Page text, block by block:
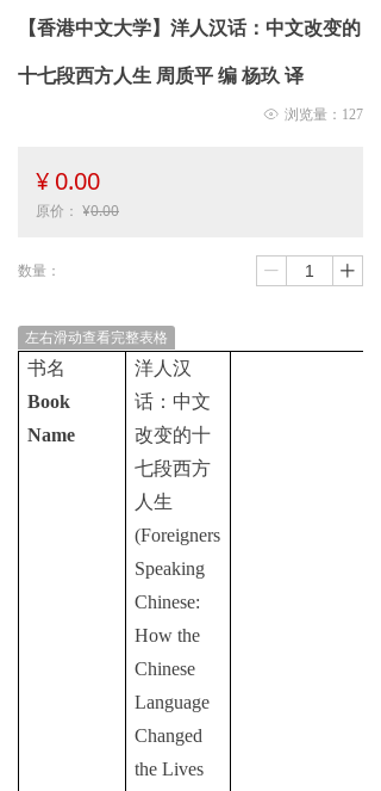
【香港中文大学】洋人汉话：中文改变的
十七段西方人生 周质平 编 杨玖 译
ꁖ 浏览量： 127
左右滑动查看完整表格
书名
Book
Name
洋人汉
话：中文
改变的十
七段西方
人生
(Foreigners
Speaking
Chinese:
How the
Chinese
Language
Changed
the Lives
¥ 0.00
原价： ¥0.00
数量： ꄷ ꄸ